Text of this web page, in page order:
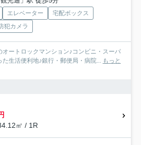
エレベーター
宅配ボックス
犯カメラ
ートロックマンション♪コンビニ・スーパ
生活便利地♪銀行・郵便局・病院... もっと
㎡ / 1R